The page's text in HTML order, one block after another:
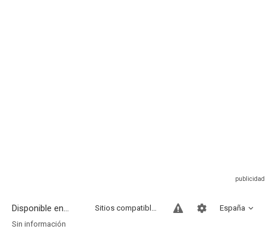
Disponible en... España
Sitios compatibles
Sin información